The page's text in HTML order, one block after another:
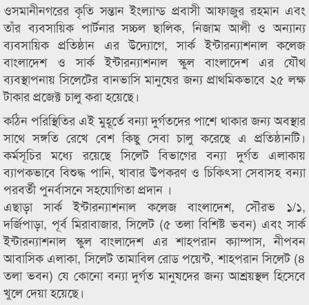
ওসমানীনগরের কৃতি সন্তান ইংল্যান্ড প্রবাসী আফাজুর রহমান এবং
তাঁর ব্যবসায়িক পার্টনার সচ্চল ছালিক, নিজাম আলী ও অন্যান্য
ব্যবসায়িক প্রতিষ্ঠান এর উদ্যোগে, সার্ক ইন্টারন্যাশনাল কলেজ
বাংলাদেশ ও সার্ক ইন্টারন্যাশনাল স্কুল বাংলাদেশ এর যৌথ
ব্যবস্থাপনায় সিলেটের বানভাসি মানুষের জন্য প্রাথমিকভাবে ২৫ লক্ষ
টাকার প্রজেক্ট চালু করা হয়েছে।
কঠিন পরিস্থিতির এই মুহূর্তে বন্যা দুর্গতদের পাশে থাকার জন্য অবস্থার
সাথে সঙ্গতি রেখে বেশ কিছু সেবা চালু করেছে এ প্রতিষ্ঠানটি।
কর্মসূচির মধ্যে রয়েছে সিলেট বিভাগের বন্যা দুর্গত এলাকায়
ব্যাপকভাবে বিশুদ্ধ পানি, খাবার উপকরণ ও চিকিৎসা সেবাসহ বন্যা
পরবর্তী পুনর্বাসনে সহযোগিতা প্রদান ।
এছাড়া সার্ক ইন্টারন্যাশনাল কলেজ বাংলাদেশ, সৌরভ ১/১,
দর্জিপাড়া, পূর্ব মিরাবাজার, সিলেট (৫ তলা বিশিষ্ট ভবন) এবং সার্ক
ইন্টারন্যাশনাল স্কুল বাংলাদেশ এর শাহপরান ক্যাম্পাস, নীপবন
আবাসিক এলাকা, সিলেট তামাবিল রোড পয়েন্ট, শাহপরান সিলেট (৪
তলা ভবন) যে কোনো বন্যা দুর্গত মানুষদের জন্য আশ্রয়স্থল হিসেবে
খুলে দেয়া হয়েছে।